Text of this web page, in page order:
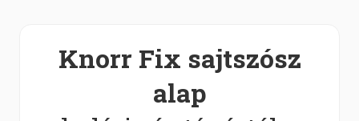
Knorr Fix sajtszósz
alap